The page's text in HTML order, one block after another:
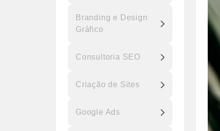
Branding e Design
Gráfico
Consultoria SEO
Criação de Sites
Google Ads